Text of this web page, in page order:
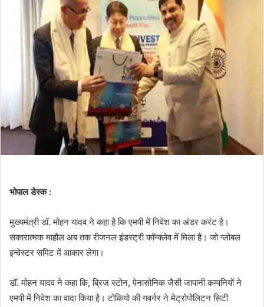
भोपाल डेस्क :
मुख्यमंत्री डॉ. मोहन यादव ने कहा है कि एमपी में निवेश का अंडर करंट है।
सकारात्मक माहौल अब तक रीजनल इंडस्ट्री कॉन्क्लेव में मिला है। जो ग्लोबल
इन्वेस्टर समिट में आकार लेगा।
डॉ. मोहन यादव ने कहा कि, ब्रिज स्टोन, पेनासोनिक जैसी जापानी कम्पनियों ने
एमपी में निवेश का वादा किया है। टोकियो की गवर्नर ने मेट्रोपोलिटन सिटी